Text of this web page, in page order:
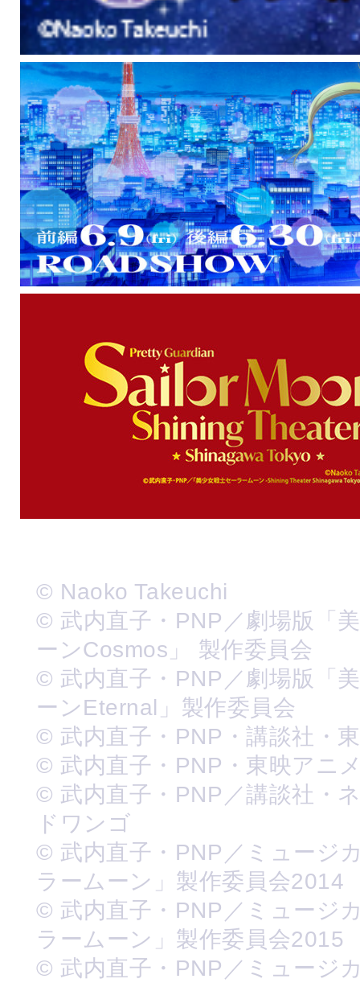
© Naoko Takeuchi
© 武内直子・PNP／劇場版「
ーンCosmos」 製作委員会
© 武内直子・PNP／劇場版「
ーンEternal」製作委員会
© 武内直子・PNP・講談社・
© 武内直子・PNP・東映アニ
© 武内直子・PNP／講談社・
ドワンゴ
© 武内直子・PNP／ミュージ
ラームーン」製作委員会2014
© 武内直子・PNP／ミュージ
ラームーン」製作委員会2015
© 武内直子・PNP／ミュージ